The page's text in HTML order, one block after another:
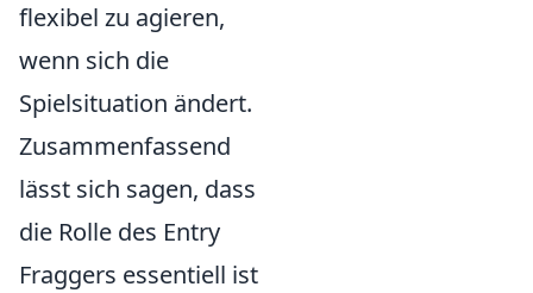
flexibel zu agieren,
wenn sich die
Spielsituation ändert.
Zusammenfassend
lässt sich sagen, dass
die Rolle des Entry
Fraggers essentiell ist